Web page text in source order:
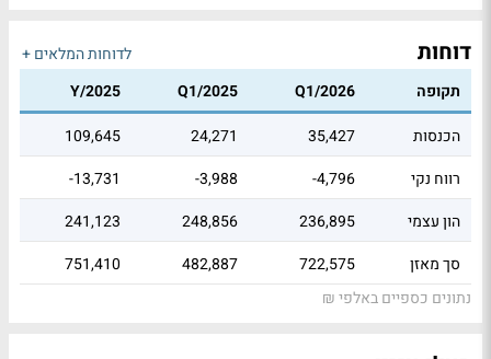
דוחות
לדוחות המלאים +
תקופה
Q1/2026
Q1/2025
Y/2025
הכנסות
35,427
24,271
109,645
רווח נקי
-4,796
-3,988
-13,731
הון עצמי
236,895
248,856
241,123
סך מאזן
722,575
482,887
751,410
נתונים כספיים באלפי ₪